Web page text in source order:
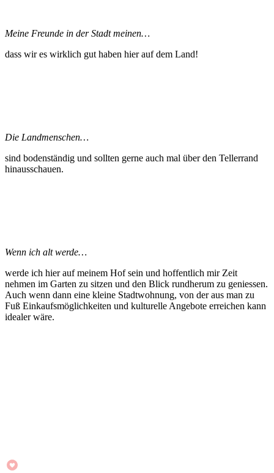
Meine Freunde in der Stadt meinen…
dass wir es wirklich gut haben hier auf dem Land!
Die Landmenschen…
sind bodenständig und sollten gerne auch mal über den Tellerrand
hinausschauen.
Wenn ich alt werde…
werde ich hier auf meinem Hof sein und hoffentlich mir Zeit
nehmen im Garten zu sitzen und den Blick rundherum zu geniessen.
Auch wenn dann eine kleine Stadtwohnung, von der aus man zu
Fuß Einkaufsmöglichkeiten und kulturelle Angebote erreichen kann
idealer wäre.